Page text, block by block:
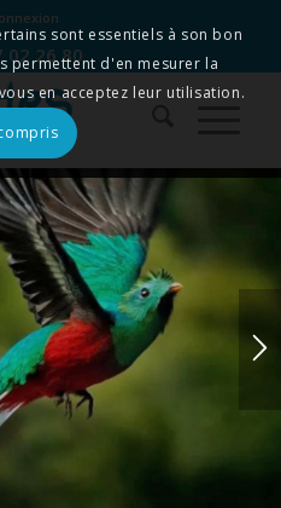
02 26 80
sont essentiels à son bon
permettent d'en mesurer la
en acceptez leur utilisation.